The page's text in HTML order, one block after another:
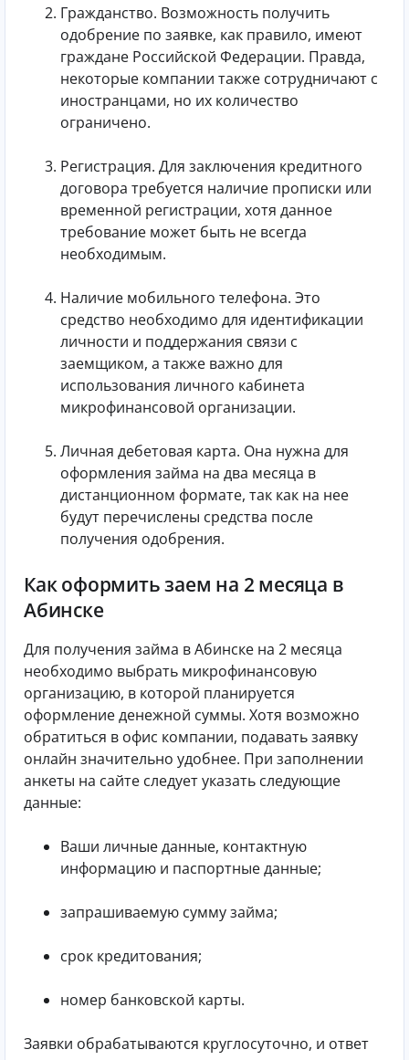
Гражданство. Возможность получить
одобрение по заявке, как правило, имеют
граждане Российской Федерации. Правда,
некоторые компании также сотрудничают с
иностранцами, но их количество
ограничено.
Регистрация. Для заключения кредитного
договора требуется наличие прописки или
временной регистрации, хотя данное
требование может быть не всегда
необходимым.
Наличие мобильного телефона. Это
средство необходимо для идентификации
личности и поддержания связи с
заемщиком, а также важно для
использования личного кабинета
микрофинансовой организации.
Личная дебетовая карта. Она нужна для
оформления займа на два месяца в
дистанционном формате, так как на нее
будут перечислены средства после
получения одобрения.
Как оформить заем на 2 месяца в
Абинске
Для получения займа в Абинске на 2 месяца
необходимо выбрать микрофинансовую
организацию, в которой планируется
оформление денежной суммы. Хотя возможно
обратиться в офис компании, подавать заявку
онлайн значительно удобнее. При заполнении
анкеты на сайте следует указать следующие
данные:
Ваши личные данные, контактную
информацию и паспортные данные;
запрашиваемую сумму займа;
срок кредитования;
номер банковской карты.
Заявки обрабатываются круглосуточно, и ответ